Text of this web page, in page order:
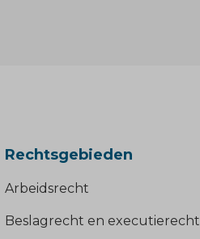
Rechtsgebieden
Arbeidsrecht
Beslagrecht en executierecht